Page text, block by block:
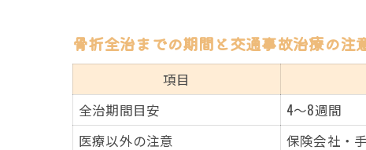
骨折全治までの期間と交通事故治療の注
項目
全治期間目安
4～8週間
医療以外の注意
保険会社・